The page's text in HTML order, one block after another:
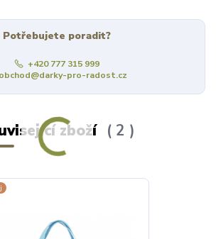
Potřebujete poradit?
+420 777 315 999
obchod@darky-pro-radost.cz
zboží 2